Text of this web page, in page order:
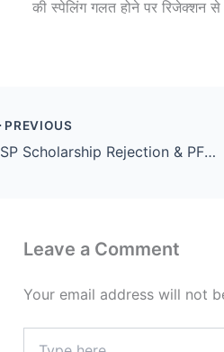
की स्पेलिंग गलत होने पर रिजेक्शन से
PREVIOUS
NSP Scholarship Rejection & PFMS Payment Fail 2026 – “Survival Manual”
Leave a Comment
Your email address will not